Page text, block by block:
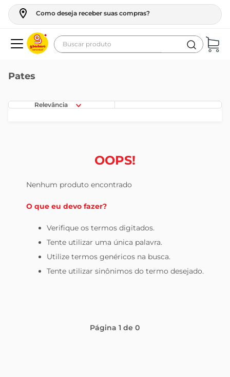
Como deseja receber suas compras?
Buscar produto
Pates
Relevância
OOPS!
Nenhum produto encontrado
O que eu devo fazer?
Verifique os termos digitados.
Tente utilizar uma única palavra.
Utilize termos genéricos na busca.
Tente utilizar sinônimos do termo desejado.
Página1 de0
maquina lavar
vinho
leite pó